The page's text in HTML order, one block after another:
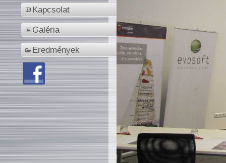
Kapcsolat
Galéria
Eredmények